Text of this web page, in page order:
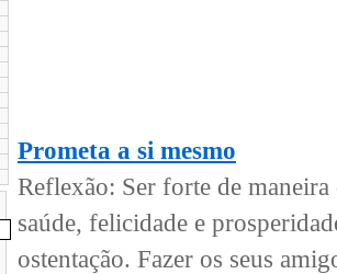
Prometa a si mesmo
Reflexão: Ser forte de
saúde, felicidade e
ostentação. Fazer os seus